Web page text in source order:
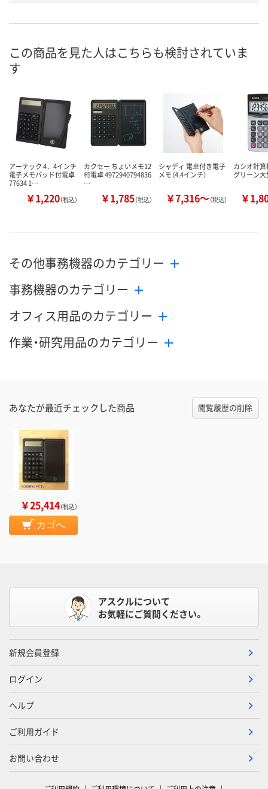
8月26日（水）まで
カゴへ カ
この商品を見た人はこちらも検討されていま
す
アーテック 4．4インチ
電子メモパッド付電卓
77634 1…
￥1,220（税込）
カクセー ちょいメモ12
桁電卓 4972940794836
…
￥1,785（税込）
シャディ 電卓付き電子
メモ（4.4インチ）
￥7,316～（税込）
カシオ計
グリーン
￥
その他事務機器のカテゴリー
事務機器のカテゴリー
オフィス用品のカテゴリー
作業・研究用品のカテゴリー
あなたが最近チェックした商品 閲覧履歴の削除
￥25,414（税込）
カゴへ
アスクルについて
お気軽にご質問ください。
新規会員登録
ログイン
ヘルプ
ご利用ガイド
お問い合わせ